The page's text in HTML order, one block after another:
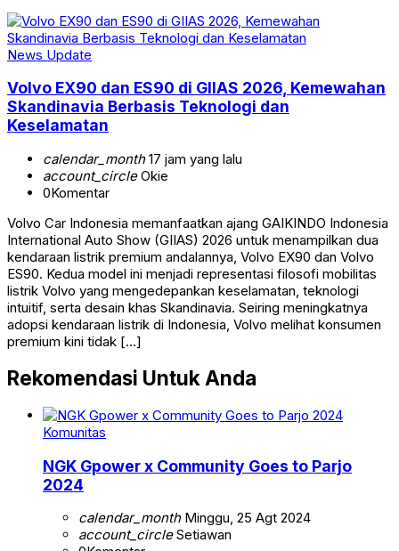
News Update
Volvo EX90 dan ES90 di GIIAS 2026, Kemewahan
Skandinavia Berbasis Teknologi dan
Keselamatan
calendar_month17 jam yang lalu
account_circleOkie
0Komentar
Volvo Car Indonesia memanfaatkan ajang GAIKINDO Indonesia
International Auto Show (GIIAS) 2026 untuk menampilkan dua
kendaraan listrik premium andalannya, Volvo EX90 dan Volvo
ES90. Kedua model ini menjadi representasi filosofi mobilitas
listrik Volvo yang mengedepankan keselamatan, teknologi
intuitif, serta desain khas Skandinavia. Seiring meningkatnya
adopsi kendaraan listrik di Indonesia, Volvo melihat konsumen
premium kini tidak […]
Rekomendasi Untuk Anda
Komunitas
NGK Gpower x Community Goes to Parjo
2024
calendar_monthMinggu, 25 Agt 2024
account_circleSetiawan